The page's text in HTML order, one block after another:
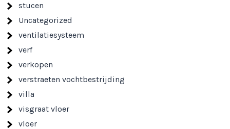
stucen
Uncategorized
ventilatiesysteem
verf
verkopen
verstraeten vochtbestrijding
villa
visgraat vloer
vloer